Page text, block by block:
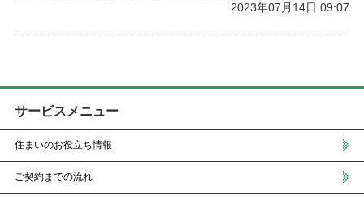
2023年07月14日 09:07
サービスメニュー
住まいのお役立ち情報
ご契約までの流れ